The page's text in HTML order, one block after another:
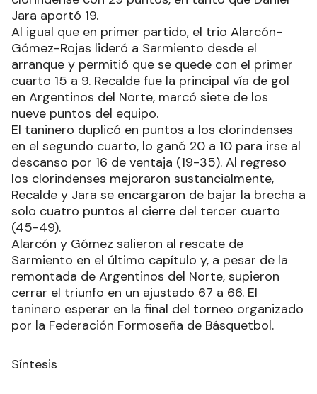
Jara aportó 19.
Al igual que en primer partido, el trio Alarcón-
Gómez-Rojas lideró a Sarmiento desde el
arranque y permitió que se quede con el primer
cuarto 15 a 9. Recalde fue la principal vía de gol
en Argentinos del Norte, marcó siete de los
nueve puntos del equipo.
El taninero duplicó en puntos a los clorindenses
en el segundo cuarto, lo ganó 20 a 10 para irse al
descanso por 16 de ventaja (19-35). Al regreso
los clorindenses mejoraron sustancialmente,
Recalde y Jara se encargaron de bajar la brecha a
solo cuatro puntos al cierre del tercer cuarto
(45-49).
Alarcón y Gómez salieron al rescate de
Sarmiento en el último capítulo y, a pesar de la
remontada de Argentinos del Norte, supieron
cerrar el triunfo en un ajustado 67 a 66. El
taninero esperar en la final del torneo organizado
por la Federación Formoseña de Básquetbol.
Síntesis